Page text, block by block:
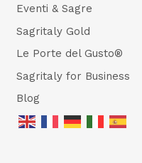
Eventi & Sagre
Sagritaly Gold
Le Porte del Gusto®
Sagritaly for Business
Blog